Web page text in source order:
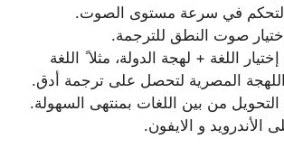
في سرعة مستوى الصوت.
صوت النطق للترجمة.
اللغة + لهجة الدولة، مثلا ً اللغة
اللهجة المصرية لتحصل على ترجمة أدق.
من بين اللغات بمنتهى السهولة.
الأندرويد و الايفون.